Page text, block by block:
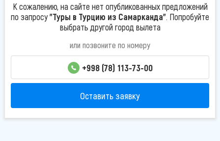
К сожалению, на сайте нет опубликованных предложений
по запросу"Туры в Турцию из Самарканда". Попробуйте
выбрать другой город вылета
или позвоните по номеру
+998 (78) 113-73-00
Оставить заявку